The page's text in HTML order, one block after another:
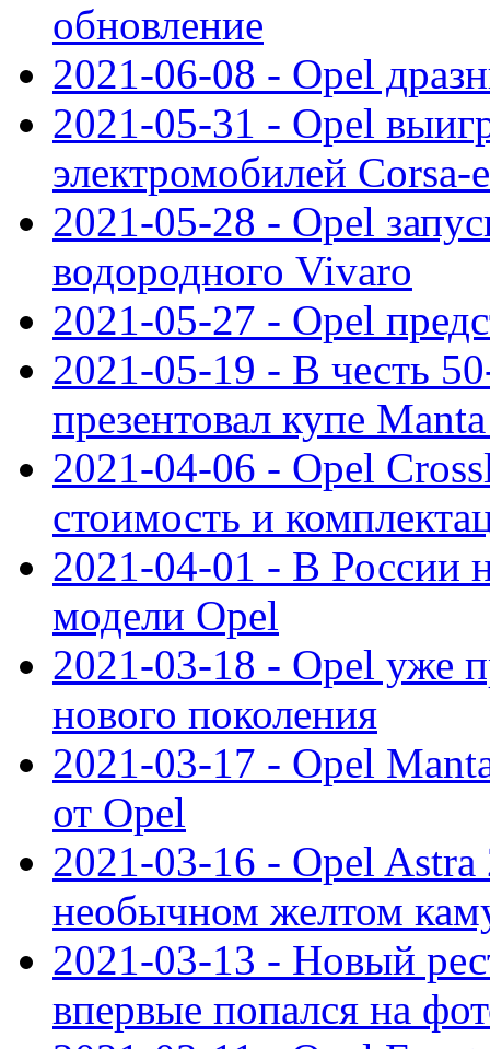
обновление
2021-06-08 - Opel
2021-05-31 - Opel
электромобилей Corsa-e
2021-05-28 - Opel
водородного Vivaro
2021-05-27 - Opel
2021-05-19 - В честь
презентовал купе
2021-04-06 - Opel
стоимость и
2021-04-01 - В России
модели Opel
2021-03-18 - Opel уже
нового поколения
2021-03-17 - Opel
от Opel
2021-03-16 - Opel Astra
необычном желтом
2021-03-13 - Новый
впервые попался на